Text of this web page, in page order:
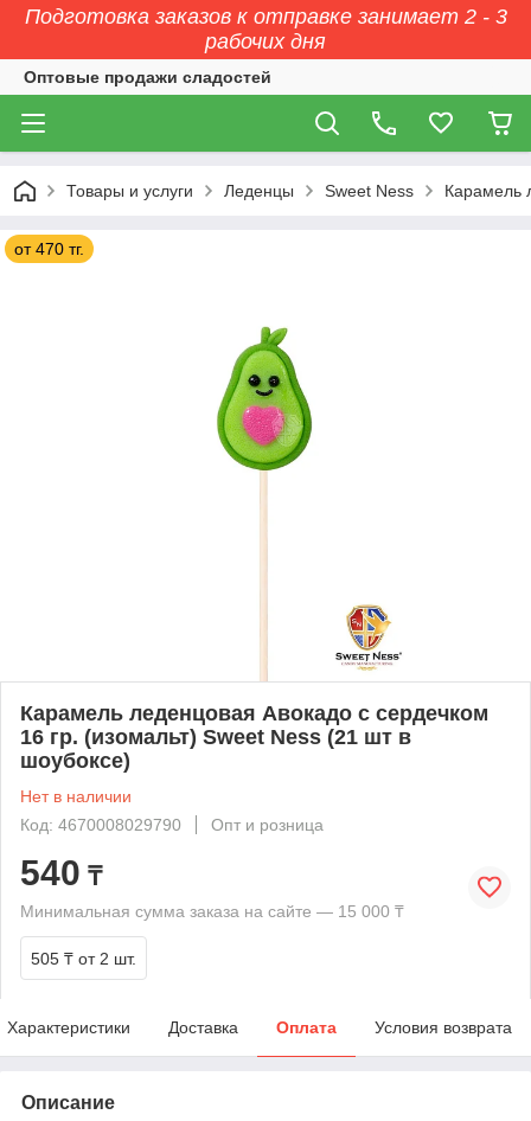
Подготовка заказов к отправке занимает 2 - 3
рабочих дня
Оптовые продажи сладостей
Товары и услуги Леденцы Sweet Ness Карамель
от 470 тг.
Карамель леденцовая Авокадо с сердечком
16 гр. (изомальт) Sweet Ness (21 шт в
шоубоксе)
Нет в наличии
Код: 4670008029790
Опт и розница
540 ₸
Минимальная сумма заказа на сайте — 15 000 ₸
505 ₸ от 2 шт.
Характеристики Доставка Оплата Условия возврата
Описание